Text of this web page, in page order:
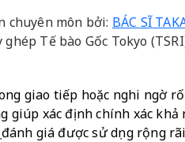
chuyên môn bởi: BÁC SĨ
Tế bào Gốc Tokyo
giao tiếp hoặc nghi ngờ
giúp xác định chính xác khả
giá được sử dụng rộng